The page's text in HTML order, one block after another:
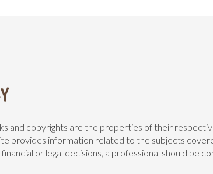
and copyrights are the properties of their
provides information related to the subjects
or legal decisions, a professional should be